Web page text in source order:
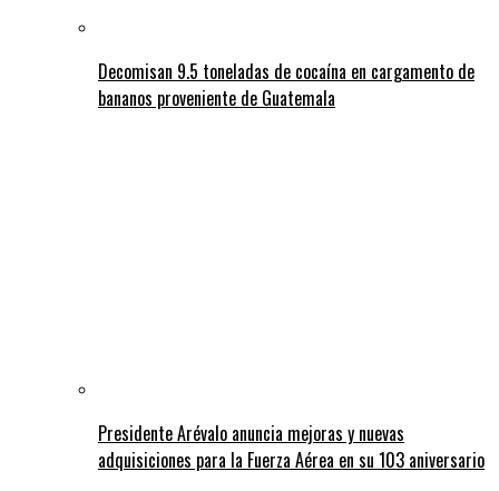
Decomisan 9.5 toneladas de cocaína en cargamento de
bananos proveniente de Guatemala
Presidente Arévalo anuncia mejoras y nuevas
adquisiciones para la Fuerza Aérea en su 103 aniversario